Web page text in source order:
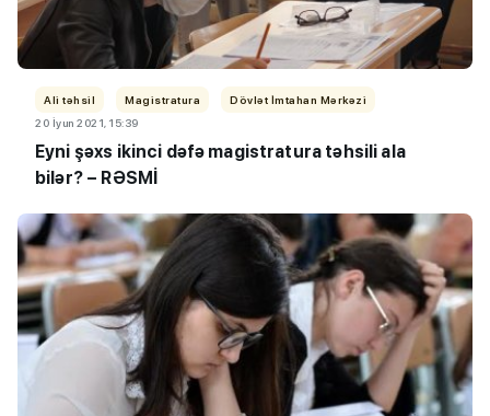
Ali təhsil Magistratura
Dövlət İmtahan Mərkəzi
20 İyun 2021, 15:39
Eyni şəxs ikinci dəfə magistratura təhsili ala
bilər? – RƏSMİ